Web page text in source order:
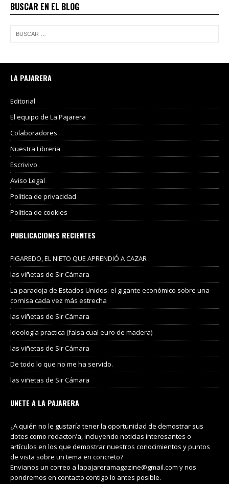
BUSCAR EN EL BLOG
LA PAJARERA
Editorial
El equipo de La Pajarera
Colaboradores
Nuestra Libreria
Escrivivo
Aviso Legal
Política de privacidad
Política de cookies
PUBLICACIONES RECIENTES
FIGAREDO, EL NIETO QUE APRENDIÓ A CAZAR
las viñetas de Sir Cámara
La paradoja de Estados Unidos: el gigante económico sobre una
cornisa cada vez más estrecha
las viñetas de Sir Cámara
Ideología practica (falsa cual euro de madera)
las viñetas de Sir Cámara
De todo lo que no me ha servido.
las viñetas de Sir Cámara
UNETE A LA PAJARERA
¿A quién no le gustaría tener la oportunidad de demostrar sus
dotes como redactor/a, incluyendo noticias interesantes o
artículos en los que demostrar nuestros conocimientos y puntos
de vista sobre un tema en concreto?
Envianos un correo a lapajareramagazine@gmail.com y nos
pondremos en contacto contigo lo antes posible.